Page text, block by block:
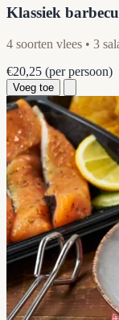
Klassiek
4 soorten vlees • 3
€20,25 (per persoon)
Voeg toe